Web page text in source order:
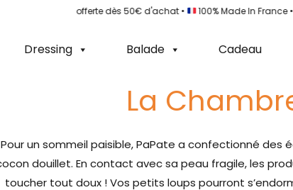
Livraison offerte dès 50€ d'achat • 100% Made In France •
Dressing Balade Cadeau
La
Pour un sommeil paisible, PaPate a confectionné
douillet. En contact avec sa peau fragile, les
toucher tout doux ! Vos petits loups pourront